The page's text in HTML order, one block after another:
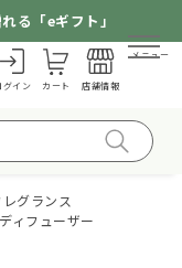
る「eギフト」
グイン カート 店舗情報
メニュー
レグランス
ィフューザー